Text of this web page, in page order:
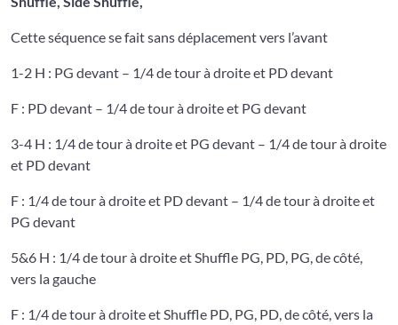
Cette séquence se fait sans déplacement vers l’avant
1-2 H : PG devant – 1/4 de tour à droite et PD devant
F : PD devant – 1/4 de tour à droite et PG devant
3-4 H : 1/4 de tour à droite et PG devant – 1/4 de tour à droite
et PD devant
F : 1/4 de tour à droite et PD devant – 1/4 de tour à droite et
PG devant
5&6 H : 1/4 de tour à droite et Shuffle PG, PD, PG, de côté,
vers la gauche
F : 1/4 de tour à droite et Shuffle PD, PG, PD, de côté, vers la